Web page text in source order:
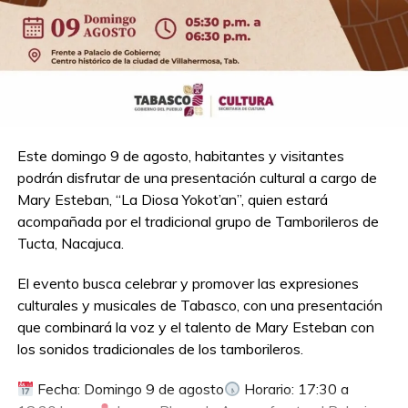
A nombre de las familias de la Villa Estación Chontalpa, la
alcaldesa Mari Luz Velázquez Jiménez, agradeció al
Gobernador Javier May todo lo que se ha invertido en el
municipio, “nosotros Gobernador no nos quedamos atrás
y decirle que tan solo en la Villa Estación Chontalpa
hemos invertido más de 80 millones de pesos en la
Compartir en:
TEMAS RELACIONADOS: HUIMANGUILLO
OBRAS
A CONTINUACIÓN
Este domingo 9 de agosto, habitantes y visitantes
podrán disfrutar de una presentación cultural a cargo de
Mary Esteban, “La Diosa Yokot’an”, quien estará
acompañada por el tradicional grupo de Tamborileros de
Tucta, Nacajuca.
El evento busca celebrar y promover las expresiones
culturales y musicales de Tabasco, con una presentación
que combinará la voz y el talento de Mary Esteban con
los sonidos tradicionales de los tamborileros.
Fecha: Domingo 9 de agosto
Horario: 17:30 a